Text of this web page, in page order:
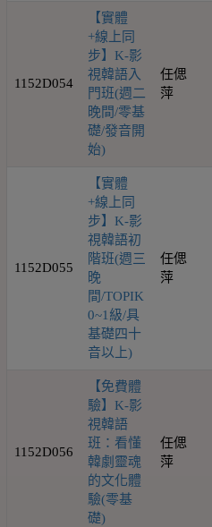
1152D054
【實體
+線上同
步】K-影
視韓語入
門班(週二
晚間/零基
礎/發音開
始)
任偲
萍
1152D055
【實體
+線上同
步】K-影
視韓語初
階班(週三
晚
間/TOPIK
0~1級/具
基礎四十
音以上)
任偲
萍
1152D056
【免費體
驗】K-影
視韓語
班：看懂
韓劇靈魂
的文化體
驗(零基
礎)
任偲
萍